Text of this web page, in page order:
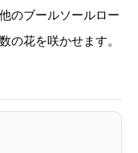
のブールソールロー
の花を咲かせます。